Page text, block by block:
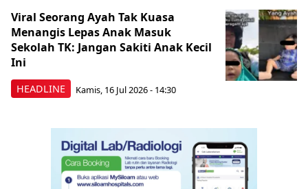
HEADLINE
Viral Seorang Ayah Tak Kuasa
Menangis Lepas Anak Masuk
Sekolah TK: Jangan Sakiti Anak Kecil
Ini
Kamis, 16 Jul 2026 - 14:30